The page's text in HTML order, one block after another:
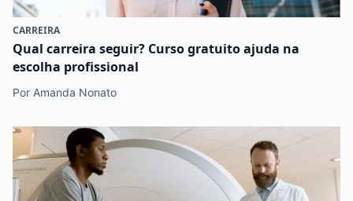
CARREIRA
Qual carreira seguir? Curso gratuito ajuda na
escolha profissional
Por Amanda Nonato